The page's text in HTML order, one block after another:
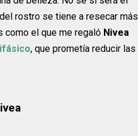
rostro se tiene a resecar más
como el que me regaló Nivea
, que prometía reducir las